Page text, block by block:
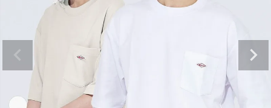
ホワイト
カートに入れる